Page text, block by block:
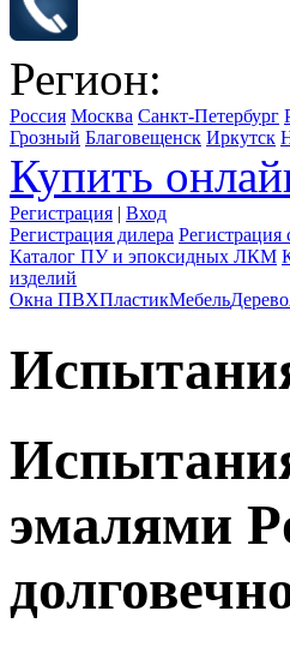
Регион:
Россия Москва Санкт-Петербург
Грозный Благовещенск Иркутск
Купить
Регистрация | Вход
Регистрация дилера Регистрация
Каталог ПУ и эпоксидных ЛКМ
изделий
Окна ПВХПластикМебельДерево
эмалями